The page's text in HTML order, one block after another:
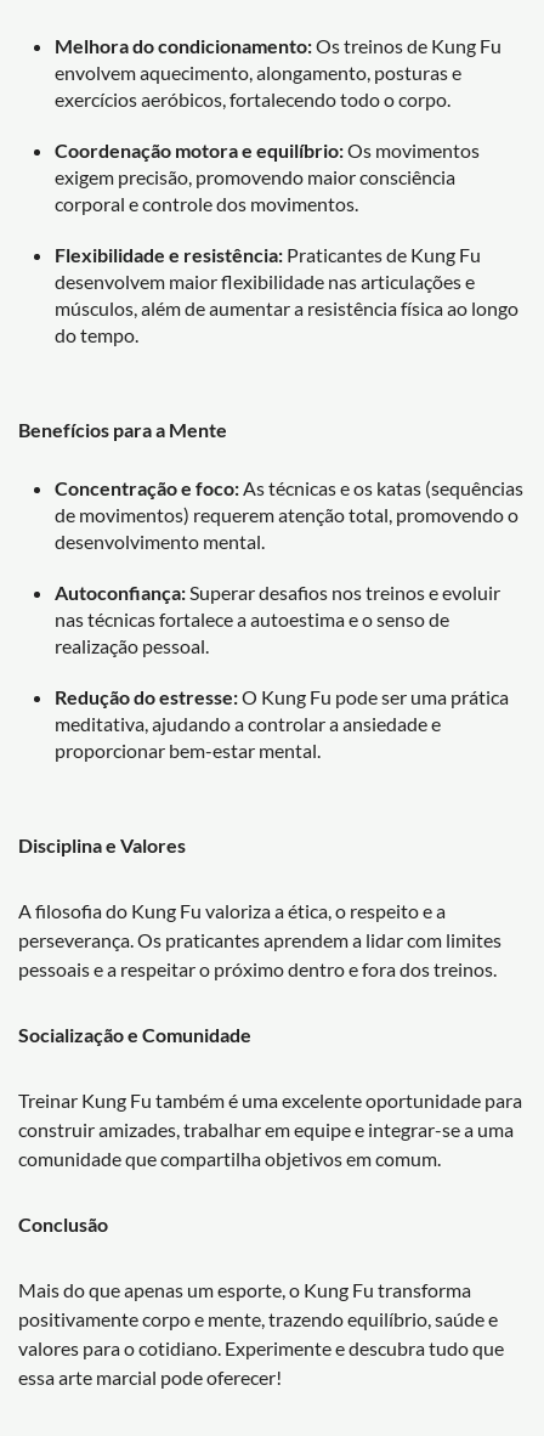
Melhora do condicionamento:Os treinos de Kung Fu
envolvem aquecimento, alongamento, posturas e
exercícios aeróbicos, fortalecendo todo o corpo.
Coordenação motora e equilíbrio:Os movimentos
exigem precisão, promovendo maior consciência
corporal e controle dos movimentos.
Flexibilidade e resistência: Praticantes de Kung Fu
desenvolvem maior flexibilidade nas articulações e
músculos, além de aumentar a resistência física ao longo
do tempo.
Benefícios para a Mente
Concentração e foco: As técnicas e os katas (sequências
de movimentos) requerem atenção total, promovendo o
desenvolvimento mental.
Autoconfiança: Superar desafios nos treinos e evoluir
nas técnicas fortalece a autoestima e o senso de
realização pessoal.
Redução do estresse:O Kung Fu pode ser uma prática
meditativa, ajudando a controlar a ansiedade e
proporcionar bem-estar mental.
Disciplina e Valores
A filosofia do Kung Fu valoriza a ética, o respeito e a
perseverança. Os praticantes aprendem a lidar com limites
pessoais e a respeitar o próximo dentro e fora dos treinos.
Socialização e Comunidade
Treinar Kung Fu também é uma excelente oportunidade para
construir amizades, trabalhar em equipe e integrar-se a uma
comunidade que compartilha objetivos em comum.
Conclusão
Mais do que apenas um esporte, o Kung Fu transforma
positivamente corpo e mente, trazendo equilíbrio, saúde e
valores para o cotidiano. Experimente e descubra tudo que
essa arte marcial pode oferecer!